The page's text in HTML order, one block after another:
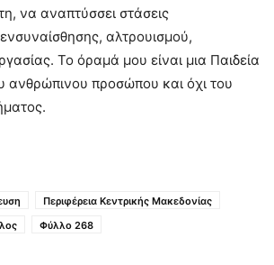
να αναπτύσσει στάσεις
αλτρουισμού,
Το όραμά μου είναι μια Παιδεία
ανθρώπινου προσώπου και όχι του
Περιφέρεια Κεντρικής Μακεδονίας
Φύλλο 268